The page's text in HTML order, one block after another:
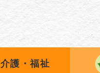
介護・福祉